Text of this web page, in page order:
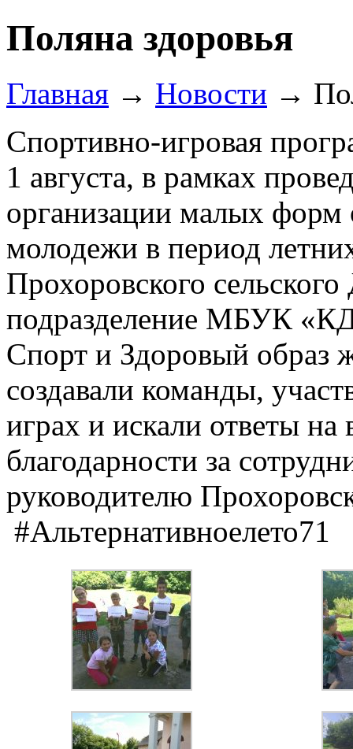
Поляна здоровья
Главная → Новости →
Спортивно-игровая
1 августа, в рамках
организации малых форм
молодежи в период
Прохоровского
подразделение МБУК
Спорт и Здоровый образ
создавали команды,
играх и искали ответы
благодарности за
руководителю
#Альтернативноелето71